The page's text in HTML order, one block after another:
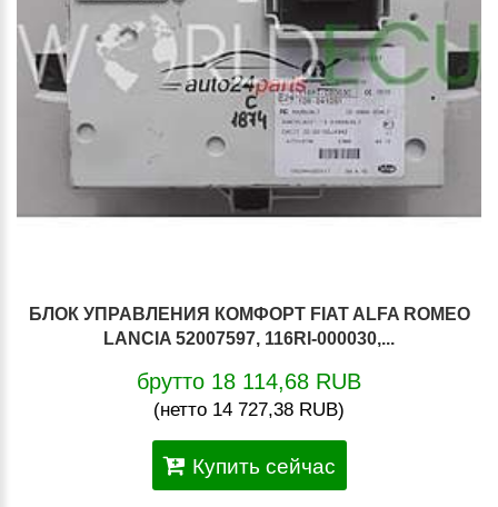
БЛОК УПРАВЛЕНИЯ КОМФОРТ FIAT ALFA ROMEO
LANCIA 52007597, 116RI-000030,...
брутто 18 114,68 RUB
(нетто 14 727,38 RUB)
Купить сейчас